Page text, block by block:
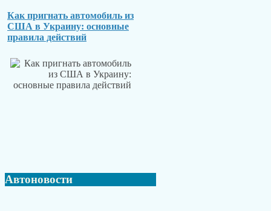
Как пригнать автомобиль из
США в Украину: основные
правила действий
Автоновости